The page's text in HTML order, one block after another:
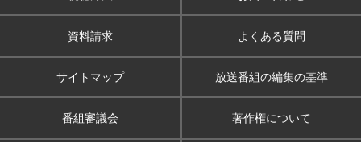
資料請求 よくある質問
サイトマップ 放送番組の編集の基準
番組審議会 著作権について